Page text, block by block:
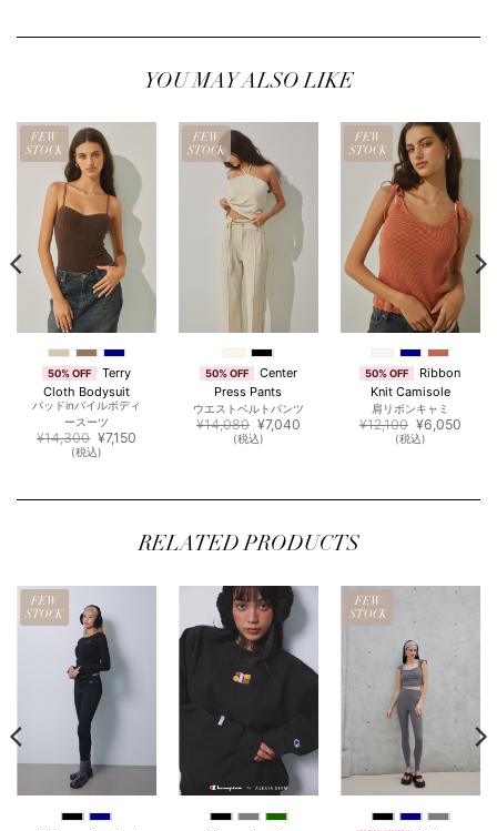
YOU MAY ALSO LIKE
FEW
STOCK
50% OFF
Terry
Cloth Bodysuit
パッドinパイルボディ
ースーツ
¥14,300 元
の
価
¥14,300
¥7,150現
は
す。
(税込)
FEW
STOCK
50% OFF
Center
Press Pants
ウエストベルトパンツ
¥14,080 元
の
価
で
¥7,040現
¥7,040
(税込)
FEW
STOCK
50% OFF
Ribbon
Knit Camisole
肩リボンキャミ
¥12,100 元
の
価
で
¥6,050現
(税込)
RELATED PRODUCTS
FEW
STOCK
FEW
STOCK